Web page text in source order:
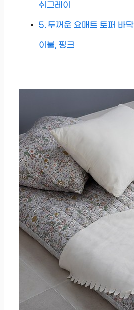
쉬그레이
두꺼운 요매트 토퍼 바닥
이불, 핑크